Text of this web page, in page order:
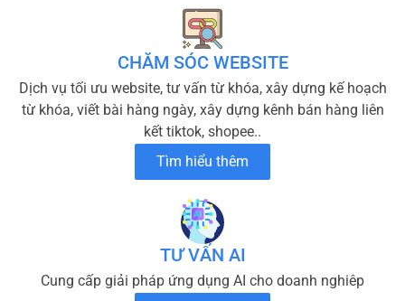
CHĂM SÓC WEBSITE
Dịch vụ tối ưu website, tư vấn từ khóa, xây dựng kế hoạch
từ khóa, viết bài hàng ngày, xây dựng kênh bán hàng liên
kết tiktok, shopee..
Tìm hiểu thêm
TƯ VẤN AI
Cung cấp giải pháp ứng dụng AI cho doanh nghiêp